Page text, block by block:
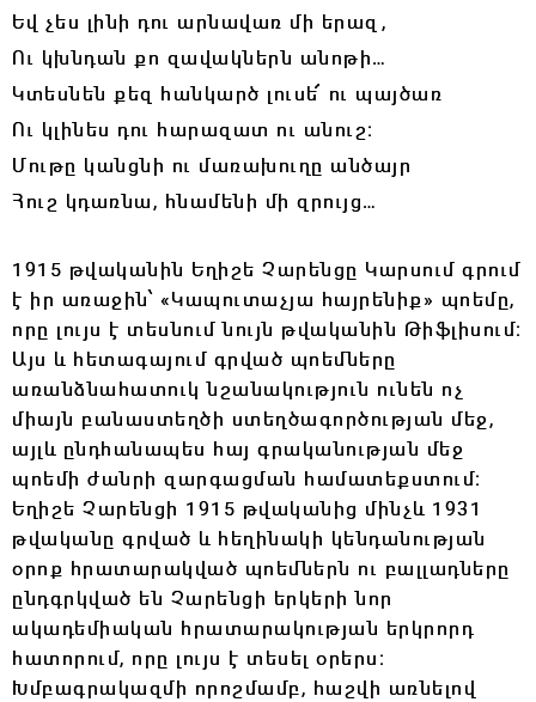
Եվ չես լինի դու արնավառ մի երազ,
Ու կխնդան քո զավակներն անոթի…
Կտեսնեն քեզ հանկարծ լուսե՜ ու պայծառ
Ու կլինես դու հարազատ ու անուշ։
Մութը կանցնի ու մառախուղը անծայր
Հուշ կդառնա, հնամենի մի զրույց…
1915 թվականին Եղիշե Չարենցը Կարսում գրում
է իր առաջին՝ «Կապուտաչյա հայրենիք» պոեմը,
որը լույս է տեսնում նույն թվականին Թիֆլիսում։
Այս և հետագայում գրված պոեմները
առանձնահատուկ նշանակություն ունեն ոչ
միայն բանաստեղծի ստեղծագործության մեջ,
այլև ընդհանապես հայ գրականության մեջ
պոեմի ժանրի զարգացման համատեքստում։
Եղիշե Չարենցի 1915 թվականից մինչև 1931
թվականը գրված և հեղինակի կենդանության
օրոք հրատարակված պոեմներն ու բալլադները
ընդգրկված են Չարենցի երկերի նոր
ակադեմիական հրատարակության երկրորդ
հատորում, որը լույս է տեսել օրերս։
Խմբագրակազմի որոշմամբ, հաշվի առնելով